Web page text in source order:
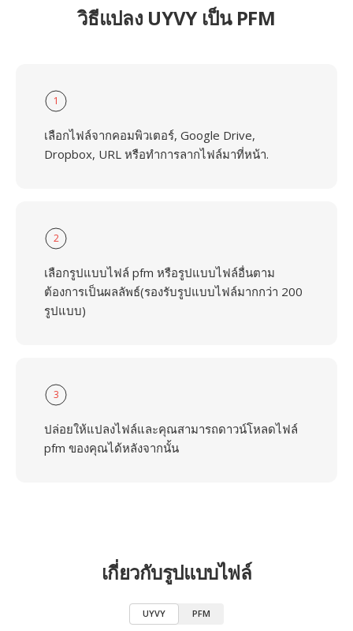
วิธีแปลง UYVY เป็น PFM
1
เลือกไฟล์จากคอมพิวเตอร์, Google Drive,
Dropbox, URL หรือทำการลากไฟล์มาที่หน้า.
2
เลือกรูปแบบไฟล์ pfm หรือรูปแบบไฟล์อื่นตาม
ต้องการเป็นผลลัพธ์(รองรับรูปแบบไฟล์มากกว่า 200
รูปแบบ)
3
ปล่อยให้แปลงไฟล์และคุณสามารถดาวน์โหลดไฟล์
pfm ของคุณได้หลังจากนั้น
เกี่ยวกับรูปแบบไฟล์
UYVY PFM